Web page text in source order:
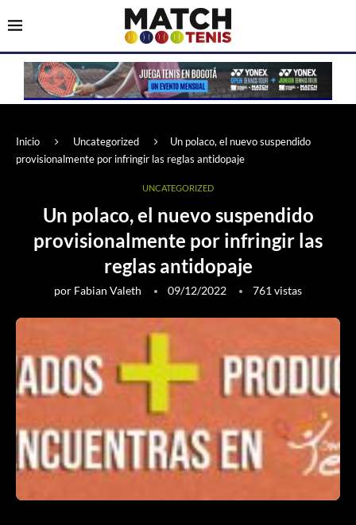
Inicio Uncategorized
Un polaco, el nuevo suspendido
provisionalmente por infringir las reglas antidopaje
UNCATEGORIZED
Un polaco, el nuevo suspendido
provisionalmente por infringir las
reglas antidopaje
por Fabian Valeth 09/12/2022 761 vistas